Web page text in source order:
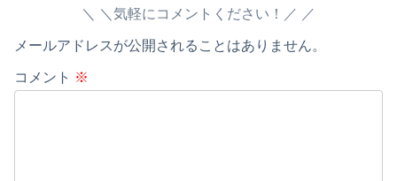
＼気軽にコメントください！／
メールアドレスが公開されることはありません。
コメント ※